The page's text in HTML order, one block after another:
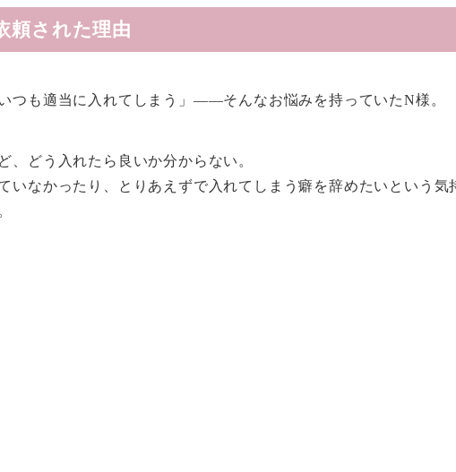
頼された理由
つも適当に入れてしまう」——そんなお悩みを持っていたN様。
、どう入れたら良いか分からない。
いなかったり、とりあえずで入れてしまう癖を辞めたいという気